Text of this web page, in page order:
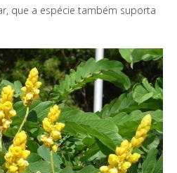
que a espécie também suporta